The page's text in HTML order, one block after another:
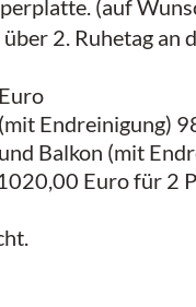
(auf
2. Ruhetag an
Endreinigung)
Balkon (mit
Euro für 2